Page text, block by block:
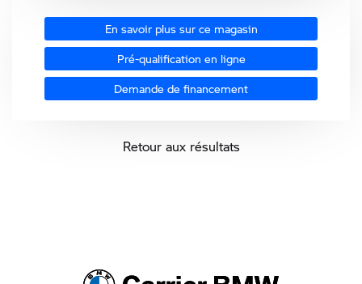
En savoir plus sur ce magasin
Pré-qualification en ligne
Demande de financement
Retour aux résultats